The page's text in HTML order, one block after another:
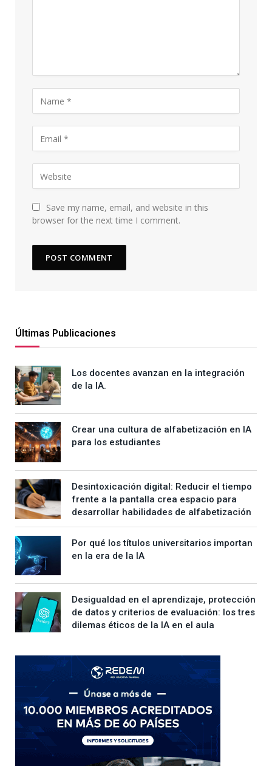
Save my name, email, and website in this
browser for the next time I comment.
Últimas Publicaciones
Los docentes avanzan en la integración
de la IA.
Crear una cultura de alfabetización en IA
para los estudiantes
Desintoxicación digital: Reducir el tiempo
frente a la pantalla crea espacio para
desarrollar habilidades de alfabetización
Por qué los títulos universitarios importan
en la era de la IA
Desigualdad en el aprendizaje, protección
de datos y criterios de evaluación: los tres
dilemas éticos de la IA en el aula